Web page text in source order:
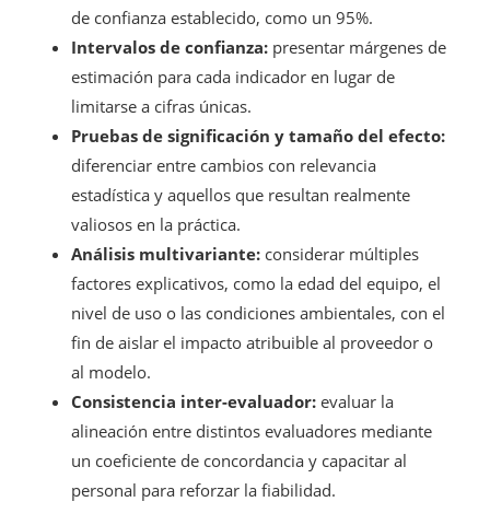
de confianza establecido, como un 95%.
Intervalos de confianza: presentar márgenes de
estimación para cada indicador en lugar de
limitarse a cifras únicas.
Pruebas de significación y tamaño del efecto:
diferenciar entre cambios con relevancia
estadística y aquellos que resultan realmente
valiosos en la práctica.
Análisis multivariante: considerar múltiples
factores explicativos, como la edad del equipo, el
nivel de uso o las condiciones ambientales, con el
fin de aislar el impacto atribuible al proveedor o
al modelo.
Consistencia inter-evaluador: evaluar la
alineación entre distintos evaluadores mediante
un coeficiente de concordancia y capacitar al
personal para reforzar la fiabilidad.